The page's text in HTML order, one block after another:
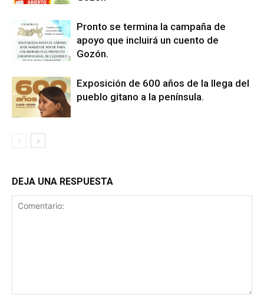
Pronto se termina la campaña de
apoyo que incluirá un cuento de
Gozón.
Exposición de 600 años de la llega del
pueblo gitano a la península.
DEJA UNA RESPUESTA